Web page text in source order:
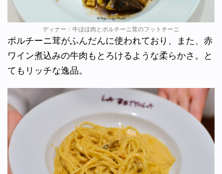
ディナー：牛ほほ肉とポルチーニ茸のフットチーニ
ポルチーニ茸がふんだんに使われており、また、赤
ワイン煮込みの牛肉もとろけるような柔らかさ。と
てもリッチな逸品。